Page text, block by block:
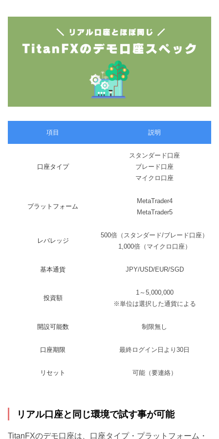
項目 説明
口座タイプ
スタンダード口座
ブレード口座
マイクロ口座
プラットフォーム
MetaTrader4
MetaTrader5
レバレッジ
500倍（スタンダード/ブレード口座）
1,000倍（マイクロ口座）
基本通貨 JPY/USD/EUR/SGD
投資額
1～5,000,000
※単位は選択した通貨による
開設可能数 制限無し
口座期限 最終ログイン日より30日
リセット 可能（要連絡）
リアル口座と同じ環境で試す事が可能
TitanFXのデモ口座は、口座タイプ・プラットフォーム・